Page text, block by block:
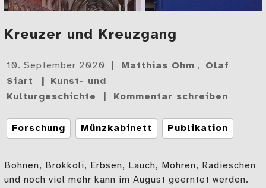
Kreuzer und Kreuzgang
Gepostet
am
10. September 2020 Matthias Ohm ,
Olaf
Siart
Kunst- und
Kulturgeschichte
Kommentar schreiben
Tags
Forschung Münzkabinett Publikation
Bohnen, Brokkoli, Erbsen, Lauch, Möhren, Radieschen
und noch viel mehr kann im August geerntet werden.